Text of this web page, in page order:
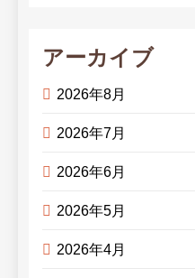
アーカイブ
2026年8月
2026年7月
2026年6月
2026年5月
2026年4月